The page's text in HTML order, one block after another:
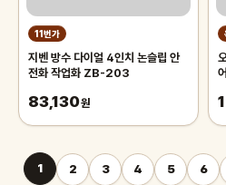
11번가
지벤 방수 다이얼 4인치 논슬립 안
전화 작업화 ZB-203
83,130원
1 2 3 4 5 6